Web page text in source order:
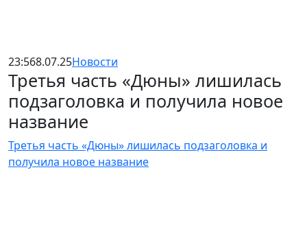
23:568.07.25Новости
Третья часть «Дюны» лишилась
подзаголовка и получила новое
название
Третья часть «Дюны» лишилась подзаголовка и
получила новое название